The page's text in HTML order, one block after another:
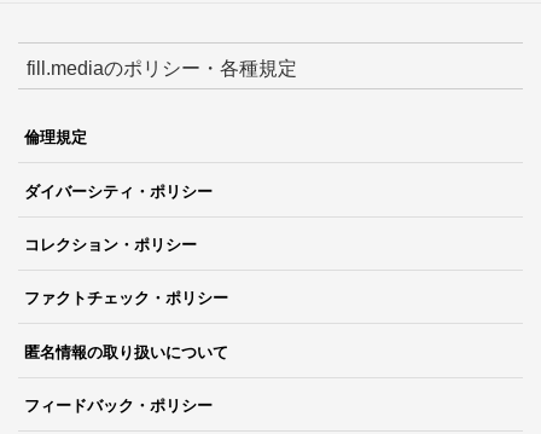
fill.mediaのポリシー・各種規定
倫理規定
ダイバーシティ・ポリシー
コレクション・ポリシー
ファクトチェック・ポリシー
匿名情報の取り扱いについて
フィードバック・ポリシー